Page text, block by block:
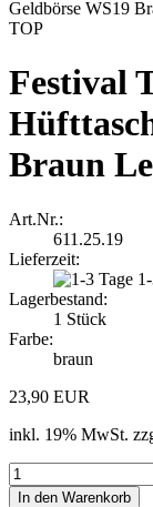
TOP
Festival
Braun
Art.Nr.:
611.25.19
Lieferzeit:
Lagerbestand:
1 Stück
Farbe:
braun
23,90 EUR
inkl. 19% MwSt.